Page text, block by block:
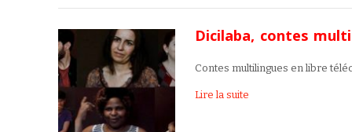
Dicilaba, contes
Contes multilingues en libre
Lire la suite